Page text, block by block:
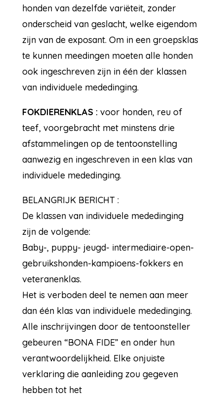
honden van dezelfde variëteit, zonder
onderscheid van geslacht, welke eigendom
zijn van de exposant. Om in een groepsklas
te kunnen meedingen moeten alle honden
ook ingeschreven zijn in één der klassen
van individuele mededinging.
FOKDIERENKLAS : voor honden, reu of
teef, voorgebracht met minstens drie
afstammelingen op de tentoonstelling
aanwezig en ingeschreven in een klas van
individuele mededinging.
BELANGRIJK BERICHT :
De klassen van individuele mededinging
zijn de volgende:
Baby-, puppy- jeugd- intermediaire-open-
gebruikshonden-kampioens-fokkers en
veteranenklas.
Het is verboden deel te nemen aan meer
dan één klas van individuele mededinging.
Alle inschrijvingen door de tentoonsteller
gebeuren “BONA FIDE” en onder hun
verantwoordelijkheid. Elke onjuiste
verklaring die aanleiding zou gegeven
hebben tot het